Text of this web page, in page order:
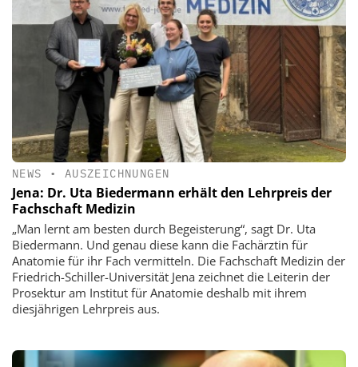
NEWS • AUSZEICHNUNGEN
Jena: Dr. Uta Biedermann erhält den Lehrpreis der
Fachschaft Medizin
„Man lernt am besten durch Begeisterung“, sagt Dr. Uta
Biedermann. Und genau diese kann die Fachärztin für
Anatomie für ihr Fach vermitteln. Die Fachschaft Medizin der
Friedrich-Schiller-Universität Jena zeichnet die Leiterin der
Prosektur am Institut für Anatomie deshalb mit ihrem
diesjährigen Lehrpreis aus.